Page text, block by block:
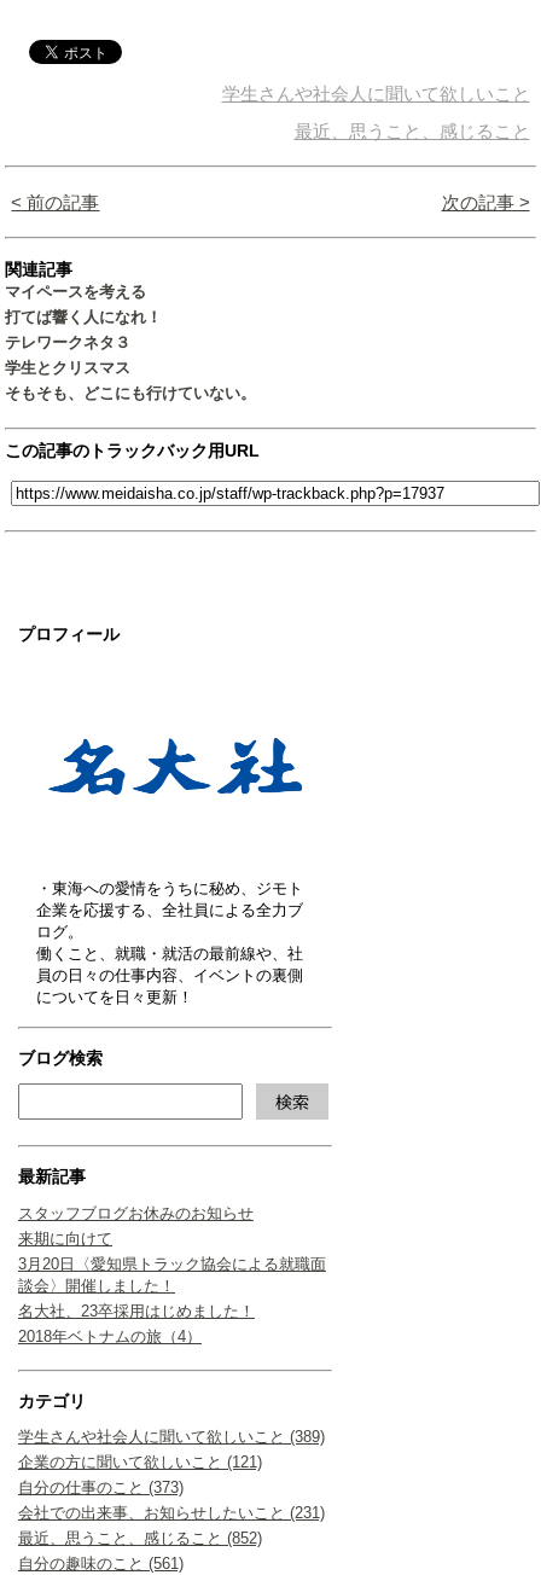
プロフィール
・東海への愛情をうちに秘め、ジモト
企業を応援する、全社員による全力ブ
ログ。
働くこと、就職・就活の最前線や、社
員の日々の仕事内容、イベントの裏側
についてを日々更新！
ブログ検索
最新記事
スタッフブログお休みのお知らせ
来期に向けて
3月20日〈愛知県トラック協会による就職面
談会〉開催しました！
名大社、23卒採用はじめました！
2018年ベトナムの旅（4）
カテゴリ
学生さんや社会人に聞いて欲しいこと (389)
企業の方に聞いて欲しいこと (121)
自分の仕事のこと (373)
会社での出来事、お知らせしたいこと (231)
最近、思うこと、感じること (852)
自分の趣味のこと (561)
学生さんや社会人に聞いて欲しいこと
最近、思うこと、感じること
< 前の記事 次の記事 >
関連記事
マイペースを考える
打てば響く人になれ！
テレワークネタ３
学生とクリスマス
そもそも、どこにも行けていない。
この記事のトラックバック用URL